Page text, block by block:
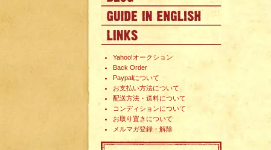
Yahoo!オークション
Back Order
Paypalについて
お支払い方法について
配送方法・送料について
コンディションについて
お取り置きについて
メルマガ登録・解除